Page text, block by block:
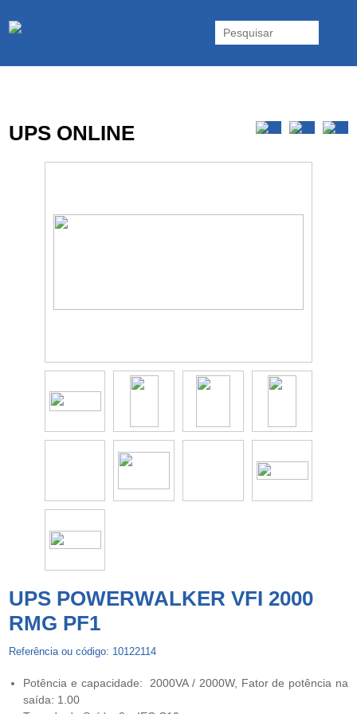
Inversores e acessórios. Portugal.
UPS ONLINE
UPS POWERWALKER VFI 2000
RMG PF1
Referência ou código: 10122114
Potência e capacidade: 2000VA / 2000W, Fator de potência na
saída: 1.00